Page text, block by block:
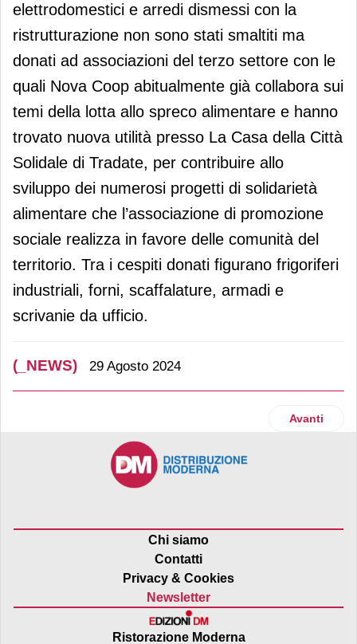
elettrodomestici e arredi dismessi con la
ristrutturazione non sono stati smaltiti ma
donati ad associazioni del terzo settore con le
quali Nova Coop abitualmente già collabora sui
temi della lotta allo spreco alimentare e hanno
trovato nuova utilità presso La Casa della Città
Solidale di Tradate, per contribuire allo
sviluppo dei numerosi progetti di solidarietà
alimentare che l’associazione di promozione
sociale realizza in favore delle comunità del
territorio. Tra i cespiti donati figurano frigoriferi
industriali, forni, scaffalature, armadi e
scrivanie da ufficio.
(_NEWS) 29 Agosto 2024
Articolo
Avanti
Chi siamo
Contatti
Privacy & Cookies
Newsletter
Ristorazione Moderna